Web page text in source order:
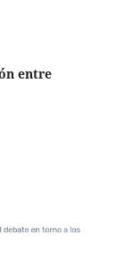
entre